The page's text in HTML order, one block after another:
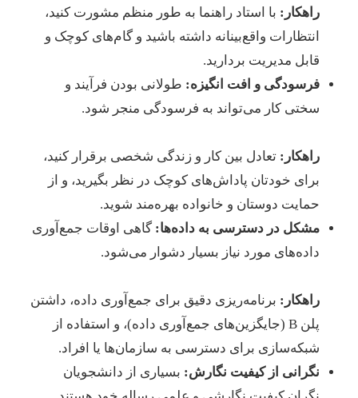
راهکار: با استاد راهنما به طور منظم مشورت کنید،
انتظارات واقع‌بینانه داشته باشید و گام‌های کوچک و
قابل مدیریت بردارید.
فرسودگی و افت انگیزه: طولانی بودن فرآیند و
سختی کار می‌تواند به فرسودگی منجر شود.
راهکار: تعادل بین کار و زندگی شخصی برقرار کنید،
برای خودتان پاداش‌های کوچک در نظر بگیرید، و از
حمایت دوستان و خانواده بهره‌مند شوید.
مشکل در دسترسی به داده‌ها: گاهی اوقات جمع‌آوری
داده‌های مورد نیاز بسیار دشوار می‌شود.
راهکار: برنامه‌ریزی دقیق برای جمع‌آوری داده، داشتن
پلن B (جایگزین‌های جمع‌آوری داده)، و استفاده از
شبکه‌سازی برای دسترسی به سازمان‌ها یا افراد.
نگرانی از کیفیت نگارش: بسیاری از دانشجویان